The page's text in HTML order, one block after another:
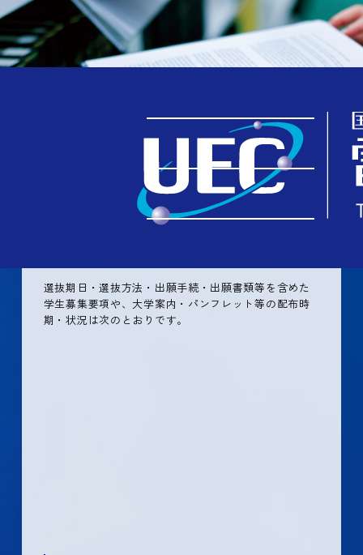
選抜の種類と募集要項
選抜の種類と募集要項
選抜期日・選抜方法・出願手続・出願書類等を含めた
学生募集要項や、大学案内・パンフレット等の配布時
期・状況は次のとおりです。